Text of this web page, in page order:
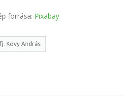
forrása: Pixabay
Kövy András